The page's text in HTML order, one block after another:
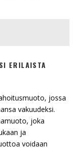
ERILAISTA
jossa
vakuudeksi.
joka
ja
voidaan